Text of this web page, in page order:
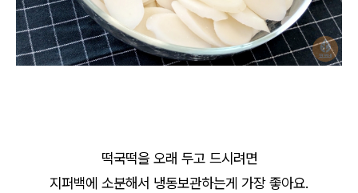
떡국떡을 오래 두고 드시려면
지퍼백에 소분해서 냉동보관하는게 가장 좋아요.